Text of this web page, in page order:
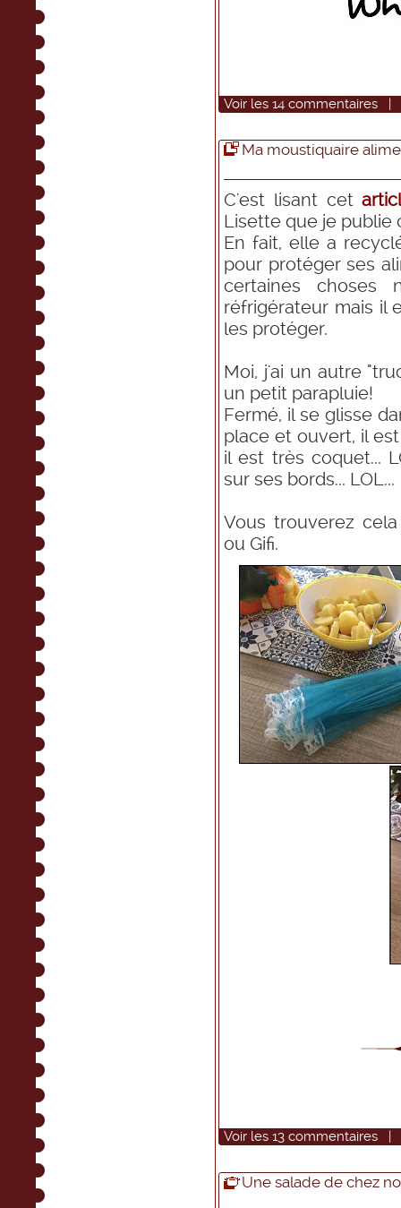
Voir les 14 commentaires |
Ma moustiquaire
C'est lisant cet
Lisette que je publie
En fait, elle a
pour protéger ses
certaines choses
réfrigérateur mais il
les protéger.
Moi, j'ai un autre
un petit parapluie!
Fermé, il se glisse
place et ouvert, il
il est très coquet...
sur ses bords... LOL...
Vous trouverez
ou Gifi.
Voir les 13 commentaires |
Une salade de chez